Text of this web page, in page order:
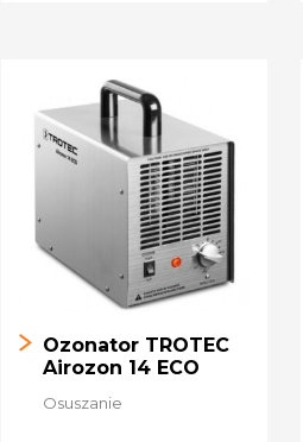
Ozonator TROTEC
Airozon 14 ECO
Osuszanie